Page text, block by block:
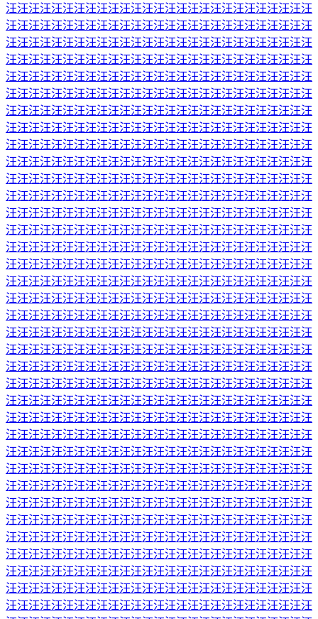
汪汪汪汪汪汪汪汪汪汪汪汪汪汪汪汪汪汪汪汪汪汪汪汪汪汪汪
汪汪汪汪汪汪汪汪汪汪汪汪汪汪汪汪汪汪汪汪汪汪汪汪汪汪汪
汪汪汪汪汪汪汪汪汪汪汪汪汪汪汪汪汪汪汪汪汪汪汪汪汪汪汪
汪汪汪汪汪汪汪汪汪汪汪汪汪汪汪汪汪汪汪汪汪汪汪汪汪汪汪
汪汪汪汪汪汪汪汪汪汪汪汪汪汪汪汪汪汪汪汪汪汪汪汪汪汪汪
汪汪汪汪汪汪汪汪汪汪汪汪汪汪汪汪汪汪汪汪汪汪汪汪汪汪汪
汪汪汪汪汪汪汪汪汪汪汪汪汪汪汪汪汪汪汪汪汪汪汪汪汪汪汪
汪汪汪汪汪汪汪汪汪汪汪汪汪汪汪汪汪汪汪汪汪汪汪汪汪汪汪
汪汪汪汪汪汪汪汪汪汪汪汪汪汪汪汪汪汪汪汪汪汪汪汪汪汪汪
汪汪汪汪汪汪汪汪汪汪汪汪汪汪汪汪汪汪汪汪汪汪汪汪汪汪汪
汪汪汪汪汪汪汪汪汪汪汪汪汪汪汪汪汪汪汪汪汪汪汪汪汪汪汪
汪汪汪汪汪汪汪汪汪汪汪汪汪汪汪汪汪汪汪汪汪汪汪汪汪汪汪
汪汪汪汪汪汪汪汪汪汪汪汪汪汪汪汪汪汪汪汪汪汪汪汪汪汪汪
汪汪汪汪汪汪汪汪汪汪汪汪汪汪汪汪汪汪汪汪汪汪汪汪汪汪汪
汪汪汪汪汪汪汪汪汪汪汪汪汪汪汪汪汪汪汪汪汪汪汪汪汪汪汪
汪汪汪汪汪汪汪汪汪汪汪汪汪汪汪汪汪汪汪汪汪汪汪汪汪汪汪
汪汪汪汪汪汪汪汪汪汪汪汪汪汪汪汪汪汪汪汪汪汪汪汪汪汪汪
汪汪汪汪汪汪汪汪汪汪汪汪汪汪汪汪汪汪汪汪汪汪汪汪汪汪汪
汪汪汪汪汪汪汪汪汪汪汪汪汪汪汪汪汪汪汪汪汪汪汪汪汪汪汪
汪汪汪汪汪汪汪汪汪汪汪汪汪汪汪汪汪汪汪汪汪汪汪汪汪汪汪
汪汪汪汪汪汪汪汪汪汪汪汪汪汪汪汪汪汪汪汪汪汪汪汪汪汪汪
汪汪汪汪汪汪汪汪汪汪汪汪汪汪汪汪汪汪汪汪汪汪汪汪汪汪汪
汪汪汪汪汪汪汪汪汪汪汪汪汪汪汪汪汪汪汪汪汪汪汪汪汪汪汪
汪汪汪汪汪汪汪汪汪汪汪汪汪汪汪汪汪汪汪汪汪汪汪汪汪汪汪
汪汪汪汪汪汪汪汪汪汪汪汪汪汪汪汪汪汪汪汪汪汪汪汪汪汪汪
汪汪汪汪汪汪汪汪汪汪汪汪汪汪汪汪汪汪汪汪汪汪汪汪汪汪汪
汪汪汪汪汪汪汪汪汪汪汪汪汪汪汪汪汪汪汪汪汪汪汪汪汪汪汪
汪汪汪汪汪汪汪汪汪汪汪汪汪汪汪汪汪汪汪汪汪汪汪汪汪汪汪
汪汪汪汪汪汪汪汪汪汪汪汪汪汪汪汪汪汪汪汪汪汪汪汪汪汪汪
汪汪汪汪汪汪汪汪汪汪汪汪汪汪汪汪汪汪汪汪汪汪汪汪汪汪汪
汪汪汪汪汪汪汪汪汪汪汪汪汪汪汪汪汪汪汪汪汪汪汪汪汪汪汪
汪汪汪汪汪汪汪汪汪汪汪汪汪汪汪汪汪汪汪汪汪汪汪汪汪汪汪
汪汪汪汪汪汪汪汪汪汪汪汪汪汪汪汪汪汪汪汪汪汪汪汪汪汪汪
汪汪汪汪汪汪汪汪汪汪汪汪汪汪汪汪汪汪汪汪汪汪汪汪汪汪汪
汪汪汪汪汪汪汪汪汪汪汪汪汪汪汪汪汪汪汪汪汪汪汪汪汪汪汪
汪汪汪汪汪汪汪汪汪汪汪汪汪汪汪汪汪汪汪汪汪汪汪汪汪汪汪